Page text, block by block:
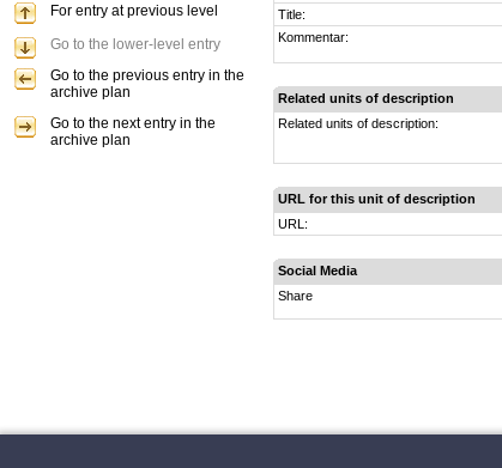
Title:
Kommentar:
Related units of description
Related units of description:
URL for this unit of description
URL:
Social Media
Share
For entry at previous level
Go to the lower-level entry
Go to the previous entry in the
archive plan
Go to the next entry in the
archive plan